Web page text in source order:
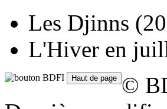
Les Djinns
L'Hiver en
©